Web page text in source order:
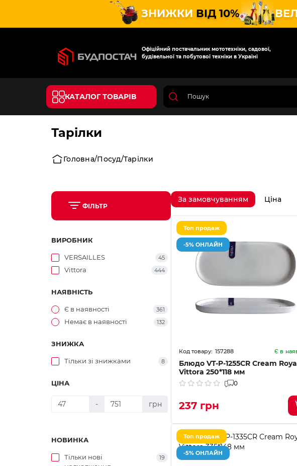
ЗНИЖКИ ВІД 10%
Офіційний постачальник мототехніки, садової,
будівельної та побутової техніки в Україні
КАТАЛОГ ТОВАРІВ
Тарілки
Головна Посуд Тарілки
ФІЛЬТР
ВИРОБНИК
VERSAILLES 45
Vittora 444
НАЯВНІСТЬ
Є в наявності 361
Немає в наявності 132
ЗНИЖКА
Тільки зі знижками 8
ЦІНА
- грн
НОВИНКА
Тільки нові
19
За замовчуванням Ціна
Топ продаж
-5% ОНЛАЙН
157288 Є в
Блюдо VT-P-1255CR Cream
Vittora 250*118 мм
0
237 грн
Топ продаж
-5% ОНЛАЙН